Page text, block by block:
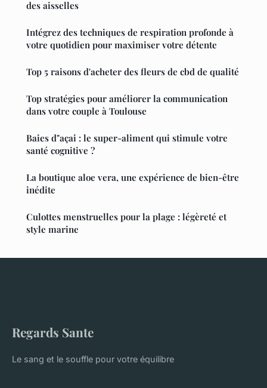
des aisselles
Intégrez des techniques de respiration profonde à
votre quotidien pour maximiser votre détente
Top 5 raisons d'acheter des fleurs de cbd de qualité
Top stratégies pour améliorer la communication
dans votre couple à Toulouse
Baies d"açai : le super-aliment qui stimule votre
santé cognitive ?
La boutique aloe vera, une expérience de bien-être
inédite
Culottes menstruelles pour la plage : légèreté et
style marine
Regards Sante
Le sang et le souffle pour votre équilibre